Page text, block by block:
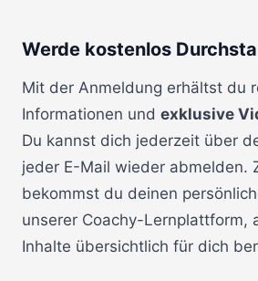
Werde kostenlos
Mit der Anmeldung erhältst du
Informationen und exklusive
Du kannst dich jederzeit über
jeder E-Mail wieder abmelden.
bekommst du deinen
unserer Coachy-Lernplattform,
Inhalte übersichtlich für dich